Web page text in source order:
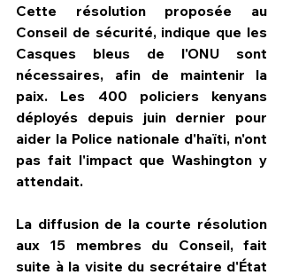
Cette résolution proposée au
Conseil de sécurité, indique que les
Casques bleus de l'ONU sont
nécessaires, afin de maintenir la
paix. Les 400 policiers kenyans
déployés depuis juin dernier pour
aider la Police nationale d'haïti, n'ont
pas fait l'impact que Washington y
attendait.
La diffusion de la courte résolution
aux 15 membres du Conseil, fait
suite à la visite du secrétaire d'État